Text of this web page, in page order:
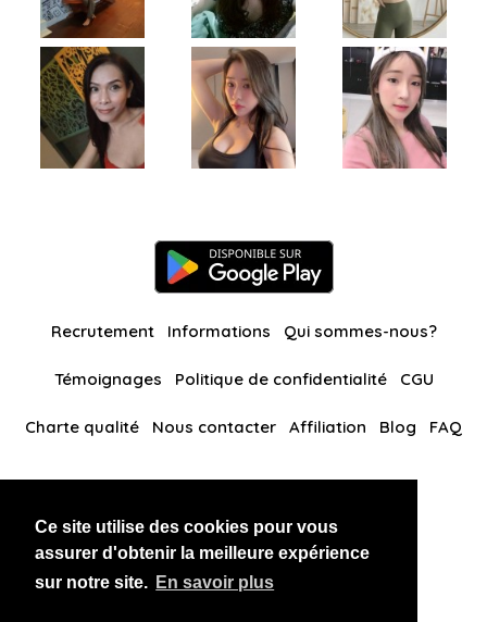
Ce site utilise des cookies pour vous
assurer d'obtenir la meilleure expérience
sur notre site. En savoir plus
Recrutement Informations Qui sommes-nous?
Témoignages Politique de confidentialité CGU
Charte qualité Nous contacter Affiliation Blog FAQ
BlackAndBeauties RussianKisses